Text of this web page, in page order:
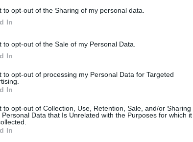
to opt-out of the Sharing of my personal data.
In
to opt-out of the Sale of my Personal Data.
In
to opt-out of processing my Personal Data for Targeted
In
to opt-out of Collection, Use, Retention, Sale, and/or Sharing
Personal Data that Is Unrelated with the Purposes for which it
In
2025